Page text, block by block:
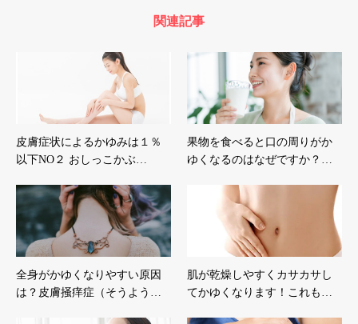
関連記事
皮膚症状によるかゆみは１％
以下NO２ おしっこかぶ…
果物を食べると口の周りがか
ゆくなるのはなぜですか？…
全身がかゆくなりやすい原因
は？皮膚掻痒症（そうよう…
肌が乾燥しやすくカサカサし
てかゆくなります！これも…